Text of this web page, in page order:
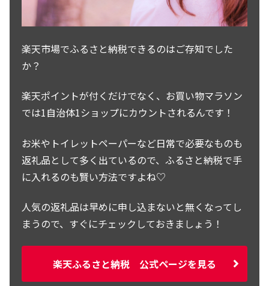
楽天市場でふるさと納税できるのはご存知でした
か？
楽天ポイントが付くだけでなく、お買い物マラソン
では1自治体1ショップにカウントされるんです！
お米やトイレットペーパーなど日常で必要なものも
返礼品として多く出ているので、ふるさと納税で手
に入れるのも賢い方法ですよね♡
人気の返礼品は早めに申し込まないと無くなってし
まうので、すぐにチェックしておきましょう！
楽天ふるさと納税 公式ページを見る